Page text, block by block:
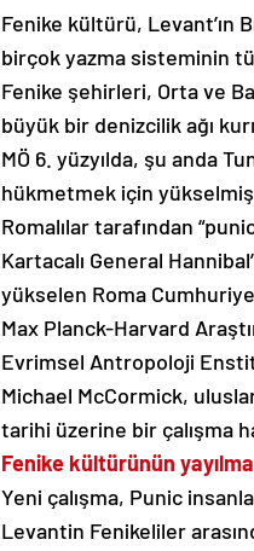
Fenike kültürü, Levant’ın
birçok yazma sisteminin
Fenike şehirleri, Orta ve
büyük bir denizcilik ağı
MÖ 6. yüzyılda, şu anda
hükmetmek için
Romalılar tarafından
Kartacalı General
yükselen Roma
Max Planck-Harvard
Evrimsel Antropoloji
Michael McCormick,
tarihi üzerine bir çalışma
Fenike kültürünün
Yeni çalışma, Punic
Levantin Fenikeliler